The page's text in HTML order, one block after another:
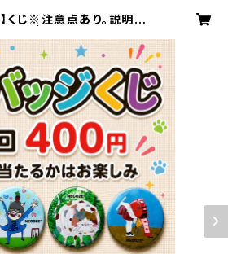
】くじ※注意点あり。説明を